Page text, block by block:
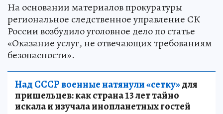
На основании материалов прокуратуры
региональное следственное управление СК
России возбудило уголовное дело по статье
«Оказание услуг, не отвечающих требованиям
безопасности».
Над СССР военные натянули «сетку»для
пришельцев: как страна 13 лет тайно
искала и изучала инопланетных гостей